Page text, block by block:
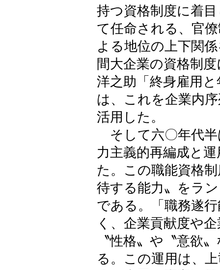
持つ資格制度に着
て任命される、官
よる地位の上下関
間大企業の資格制
洋之助「終身雇用
は、これを企業内
活用した。
そして六〇年代半
力主義的再編成と
た。この職能資格
待する能力〟をラ
である。「職務遂
く、企業貢献度や
〝性格〟や〝意欲
る。この運用は、